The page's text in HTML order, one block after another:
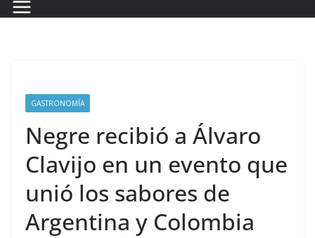
GASTRONOMÍA
Negre recibió a Álvaro
Clavijo en un evento que
unió los sabores de
Argentina y Colombia